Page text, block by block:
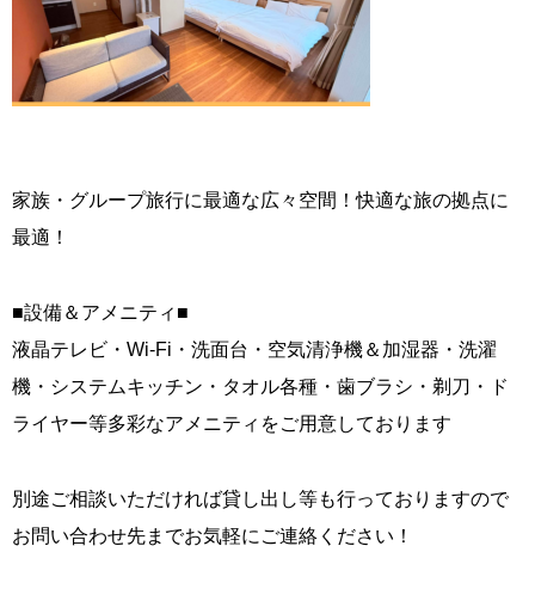
家族・グループ旅行に最適な広々空間！快適な旅の拠点に
最適！
■設備＆アメニティ■
液晶テレビ・Wi-Fi・洗面台・空気清浄機＆加湿器・洗濯
機・システムキッチン・タオル各種・歯ブラシ・剃刀・ド
ライヤー等多彩なアメニティをご用意しております
別途ご相談いただければ貸し出し等も行っておりますので
お問い合わせ先までお気軽にご連絡ください！